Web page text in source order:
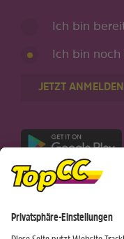
Ich bin
Ich bin noch
JETZT
Nur für Android-Geräte
Wochen Hits